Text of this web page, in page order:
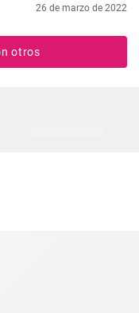
26 de marzo de 2022
otros